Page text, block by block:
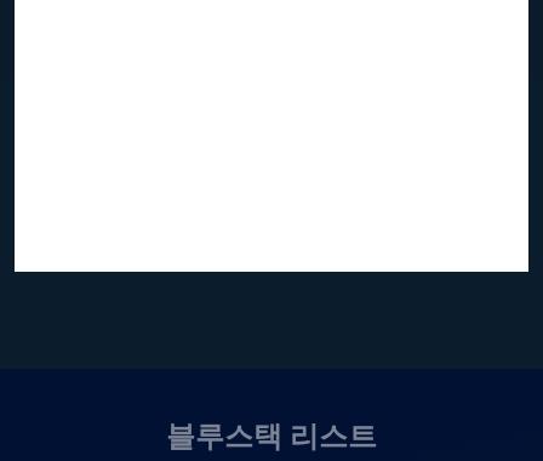
블루스택 리스트